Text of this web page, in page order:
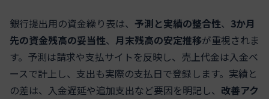
銀行提出用の資金繰り表は、 予測と実績の整合性、 3か月
先の資金残高の妥当性、 月末残高の安定推移が重視されま
す。予測は請求や支払サイトを反映し、売上代金は入金ベ
ースで計上し、支出も実際の支払日で登録します。実績と
の差は、入金遅延や追加支出など要因を明記し、 改善アク